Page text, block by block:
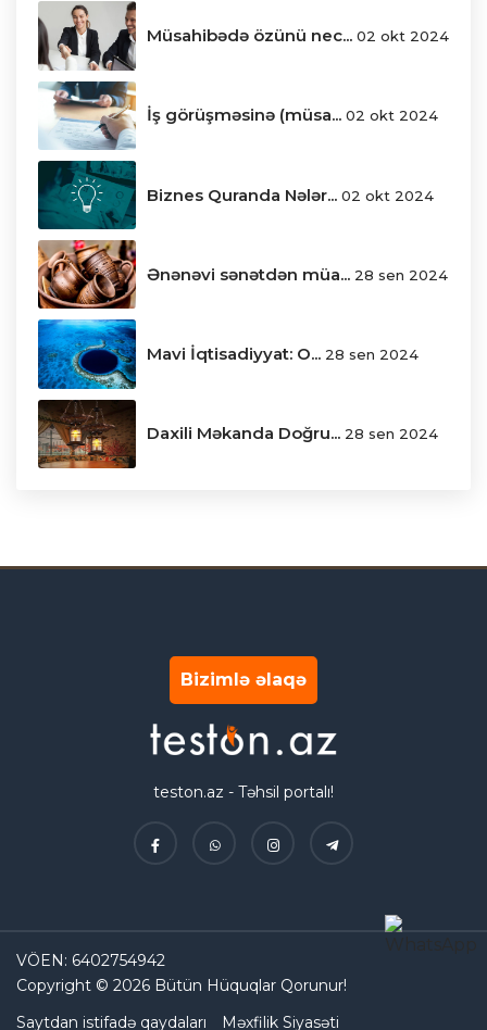
Müsahibədə özünü nec... 02 okt 2024
İş görüşməsinə (müsa... 02 okt 2024
Biznes Quranda Nələr... 02 okt 2024
Ənənəvi sənətdən müa... 28 sen 2024
Mavi İqtisadiyyat: O... 28 sen 2024
Daxili Məkanda Doğru... 28 sen 2024
Bizimlə əlaqə
teston.az - Təhsil portalı!
VÖEN: 6402754942
Copyright © 2026 Bütün Hüquqlar Qorunur!
Saytdan istifadə qaydaları
Məxfilik Siyasəti